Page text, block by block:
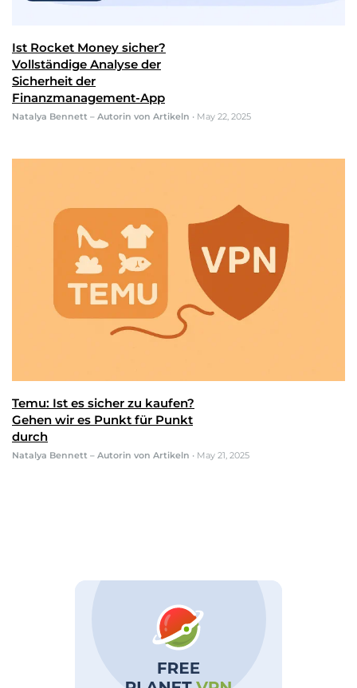
Ist Rocket Money sicher?
Vollständige Analyse der
Sicherheit der
Finanzmanagement-App
Natalya Bennett – Autorin von Artikeln • May 22, 2025
Temu: Ist es sicher zu kaufen?
Gehen wir es Punkt für Punkt
durch
Natalya Bennett – Autorin von Artikeln • May 21, 2025